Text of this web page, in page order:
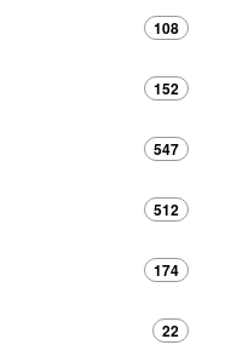
108
152
547
512
174
22